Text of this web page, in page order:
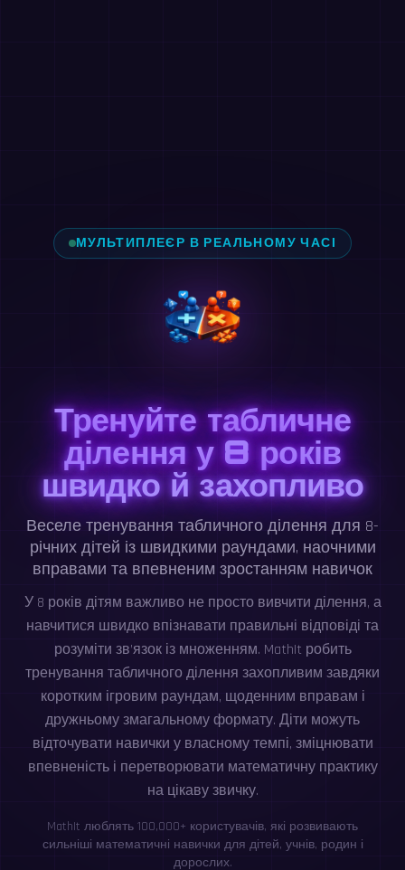
МУЛЬТИПЛЕЄР В РЕАЛЬНОМУ ЧАСІ
Тренуйте табличне
ділення у 8 років
швидко й захопливо
Веселе тренування табличного ділення для 8-
річних дітей із швидкими раундами, наочними
вправами та впевненим зростанням навичок
У 8 років дітям важливо не просто вивчити ділення, а
навчитися швидко впізнавати правильні відповіді та
розуміти зв’язок із множенням. MathIt робить
тренування табличного ділення захопливим завдяки
коротким ігровим раундам, щоденним вправам і
дружньому змагальному формату. Діти можуть
відточувати навички у власному темпі, зміцнювати
впевненість і перетворювати математичну практику
на цікаву звичку.
MathIt люблять 100,000+ користувачів, які розвивають
сильніші математичні навички для дітей, учнів, родин і
дорослих.